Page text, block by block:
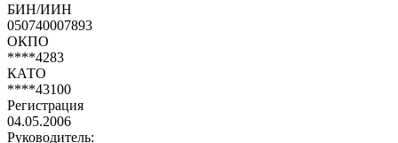
БИН/ИИН
050740007893
ОКПО
****4283
КАТО
****43100
Регистрация
04.05.2006
Руководитель: